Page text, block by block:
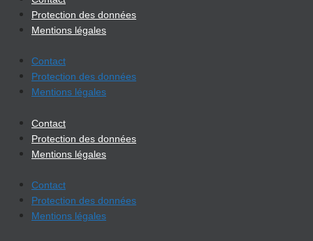
Protection des données
Mentions légales
Contact
Protection des données
Mentions légales
Contact
Protection des données
Mentions légales
Contact
Protection des données
Mentions légales